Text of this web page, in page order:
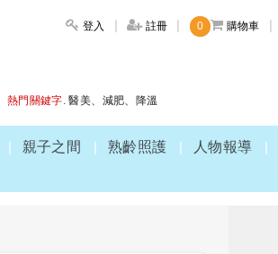
登入 註冊 0 購物車
熱門關鍵字. 醫美、 減肥、 降溫
親子之間 熟齡照護 人物報導